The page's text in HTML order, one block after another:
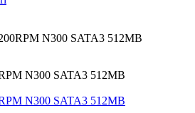
N300 SATA3 512MB